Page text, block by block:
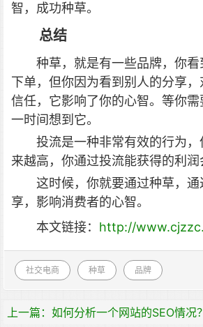
智，成功种草。
总结
种草，就是有一些品牌，你看
下单，但你因为看到别人的分享
信任，它影响了你的心智。等你
一时间想到它。
投流是一种非常有效的行为
来越高，你通过投流能获得的利润
这时候，你就要通过种草，
享，影响消费者的心智。
本文链接： http://
社交电商 种草 品牌